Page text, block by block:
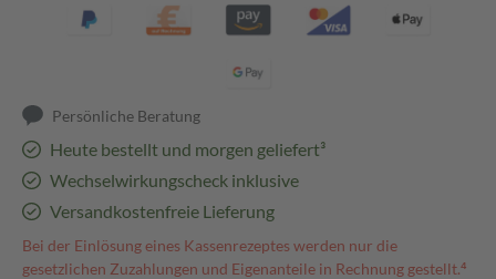
Persönliche Beratung
Heute bestellt und morgen geliefert³
Wechselwirkungscheck inklusive
Versandkostenfreie Lieferung
Bei der Einlösung eines Kassenrezeptes werden nur die
gesetzlichen Zuzahlungen und Eigenanteile in Rechnung gestellt.⁴